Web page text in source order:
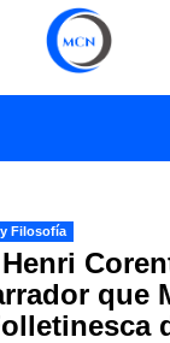
Filosofía
que